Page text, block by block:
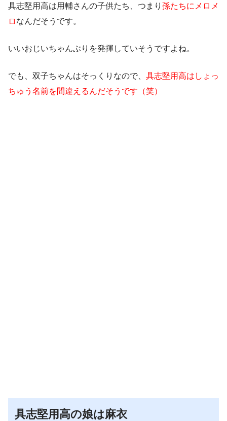
具志堅用高は用輔さんの子供たち、つまり 孫たちにメロメ
ロ なんだそうです。
いいおじいちゃんぶりを発揮していそうですよね。
でも、双子ちゃんはそっくりなので、 具志堅用高はしょっ
ちゅう名前を間違えるんだそうです（笑）
具志堅用高の娘は麻衣